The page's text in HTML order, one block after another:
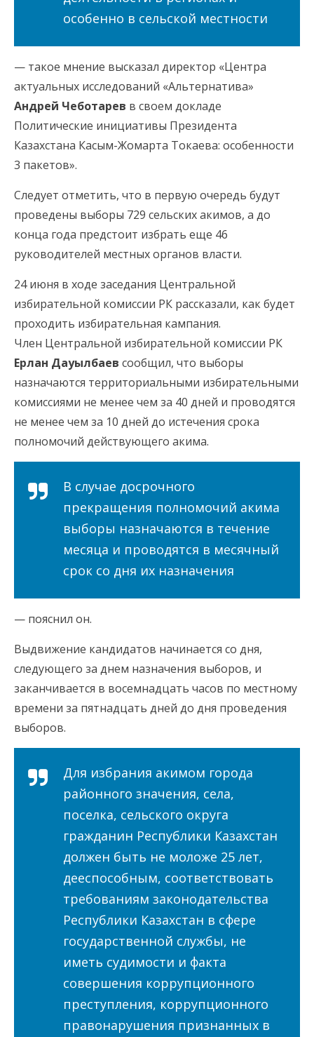
особенно в сельской местности
— такое мнение высказал директор «Центра
актуальных исследований «Альтернатива»
Андрей Чеботарев в своем докладе
Политические инициативы Президента
Казахстана Касым-Жомарта Токаева: особенности
3 пакетов».
Следует отметить, что в первую очередь будут
проведены выборы 729 сельских акимов, а до
конца года предстоит избрать еще 46
руководителей местных органов власти.
24 июня в ходе заседания Центральной
избирательной комиссии РК рассказали, как будет
проходить избирательная кампания.
Член Центральной избирательной комиссии РК
Ерлан Дауылбаев сообщил, что выборы
назначаются территориальными избирательными
комиссиями не менее чем за 40 дней и проводятся
не менее чем за 10 дней до истечения срока
полномочий действующего акима.
В случае досрочного
прекращения полномочий акима
выборы назначаются в течение
месяца и проводятся в месячный
срок со дня их назначения
— пояснил он.
Выдвижение кандидатов начинается со дня,
следующего за днем назначения выборов, и
заканчивается в восемнадцать часов по местному
времени за пятнадцать дней до дня проведения
выборов.
Для избрания акимом города
районного значения, села,
поселка, сельского округа
гражданин Республики Казахстан
должен быть не моложе 25 лет,
дееспособным, соответствовать
требованиям законодательства
Республики Казахстан в сфере
государственной службы, не
иметь судимости и факта
совершения коррупционного
преступления, коррупционного
правонарушения признанных в